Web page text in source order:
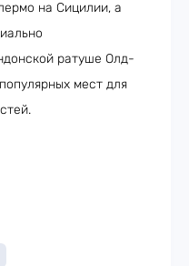
на Сицилии, а
ратуше Олд-
мест для